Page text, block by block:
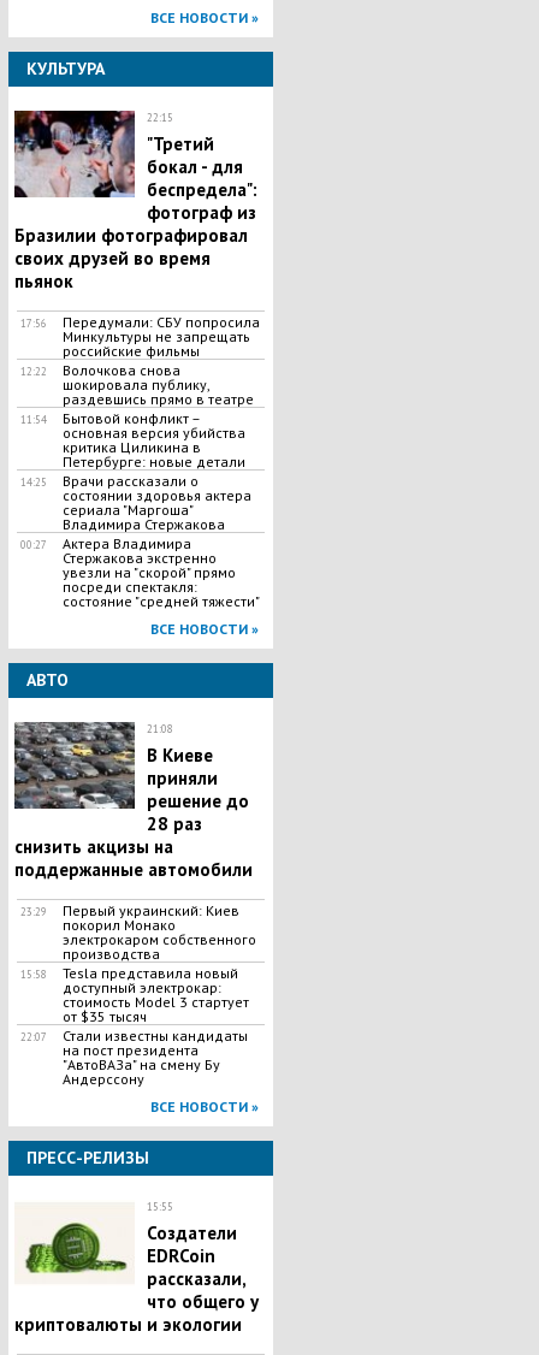
ВСЕ НОВОСТИ »
КУЛЬТУРА
22:15
"Третий
бокал - для
беспредела":
фотограф из
Бразилии фотографировал
своих друзей во время
пьянок
17:56
Передумали: СБУ попросила
Минкультуры не запрещать
российские фильмы
12:22
Волочкова снова
шокировала публику,
раздевшись прямо в театре
11:54
Бытовой конфликт –
основная версия убийства
критика Циликина в
Петербурге: новые детали
14:25
Врачи рассказали о
состоянии здоровья актера
сериала "Маргоша"
Владимира Стержакова
00:27
Актера Владимира
Стержакова экстренно
увезли на "скорой" прямо
посреди спектакля:
состояние "средней тяжести"
ВСЕ НОВОСТИ »
АВТО
21:08
В Киеве
приняли
решение до
28 раз
снизить акцизы на
поддержанные автомобили
23:29
Первый украинский: Киев
покорил Монако
электрокаром собственного
производства
15:58
Tesla представила новый
доступный электрокар:
стоимость Model 3 стартует
от $35 тысяч
22:07
Стали известны кандидаты
на пост президента
"АвтоВАЗа" на смену Бу
Андерссону
ВСЕ НОВОСТИ »
ПРЕСС-РЕЛИЗЫ
15:55
Создатели
EDRCoin
рассказали,
что общего у
криптовалюты и экологии